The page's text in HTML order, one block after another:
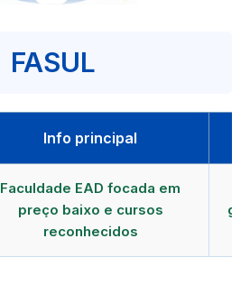
FASUL
Info principal
Faculdade EAD focada em
preço baixo e cursos
reconhecidos